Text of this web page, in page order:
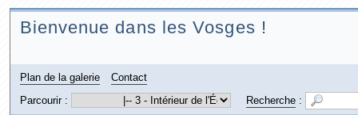
Bienvenue dans les Vosges !
Plan de la galerie
Contact
Parcourir :
Recherche: